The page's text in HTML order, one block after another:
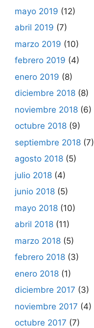
mayo 2019 (12)
abril 2019 (7)
marzo 2019 (10)
febrero 2019 (4)
enero 2019 (8)
diciembre 2018 (8)
noviembre 2018 (6)
octubre 2018 (9)
septiembre 2018 (7)
agosto 2018 (5)
julio 2018 (4)
junio 2018 (5)
mayo 2018 (10)
abril 2018 (11)
marzo 2018 (5)
febrero 2018 (3)
enero 2018 (1)
diciembre 2017 (3)
noviembre 2017 (4)
octubre 2017 (7)